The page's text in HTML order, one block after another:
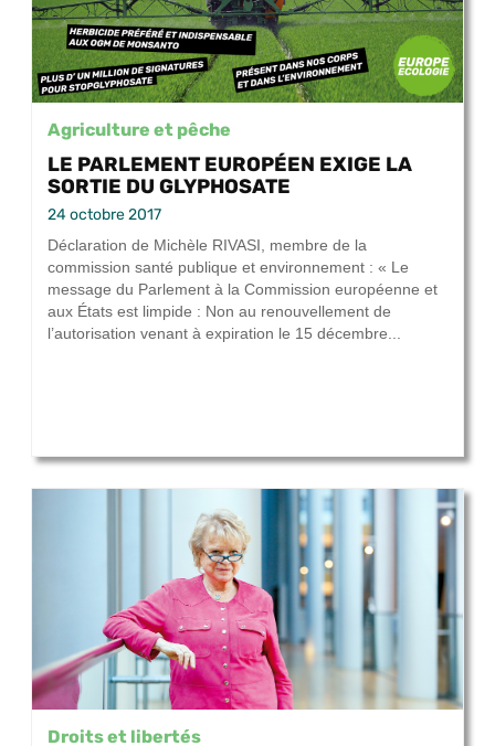
Agriculture et pêche
LE PARLEMENT EUROPÉEN EXIGE LA
SORTIE DU GLYPHOSATE
24 octobre 2017
Déclaration de Michèle RIVASI, membre de la
commission santé publique et environnement : « Le
message du Parlement à la Commission européenne et
aux États est limpide : Non au renouvellement de
l’autorisation venant à expiration le 15 décembre...
Droits et libertés